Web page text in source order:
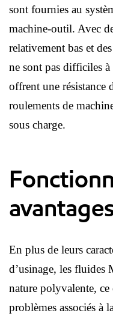
sont fournies au
machine-outil. Avec
relativement bas et
ne sont pas difficiles
offrent une résistance
roulements de
sous charge.
En plus de leurs
d’usinage, les fluides
nature polyvalente,
problèmes associés à